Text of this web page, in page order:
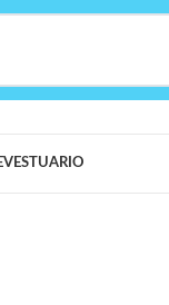
VESTUARIO